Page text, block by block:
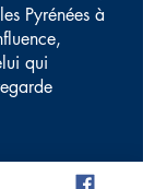
Pyrénées à
qui
le fruit !